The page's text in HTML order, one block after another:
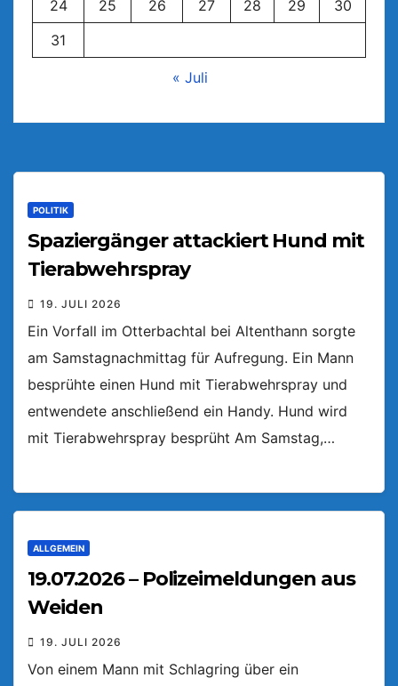
24
25 26 27 28 29
30
31
« Juli
POLITIK
Spaziergänger attackiert Hund mit
Tierabwehrspray
19. JULI 2026
Ein Vorfall im Otterbachtal bei Altenthann sorgte
am Samstagnachmittag für Aufregung. Ein Mann
besprühte einen Hund mit Tierabwehrspray und
entwendete anschließend ein Handy. Hund wird
mit Tierabwehrspray besprüht Am Samstag,…
ALLGEMEIN
19.07.2026 – Polizeimeldungen aus
Weiden
19. JULI 2026
Von einem Mann mit Schlagring über ein